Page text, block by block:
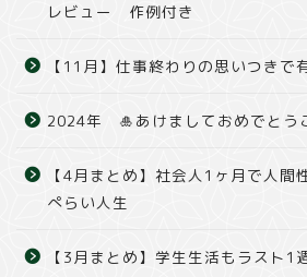
レビュー 作例付き
【11月】仕事終わりの思いつきで
2024年 🎍あけましておめでとう
【4月まとめ】社会人1ヶ月で人間
ぺらい人生
【3月まとめ】学生生活もラスト1